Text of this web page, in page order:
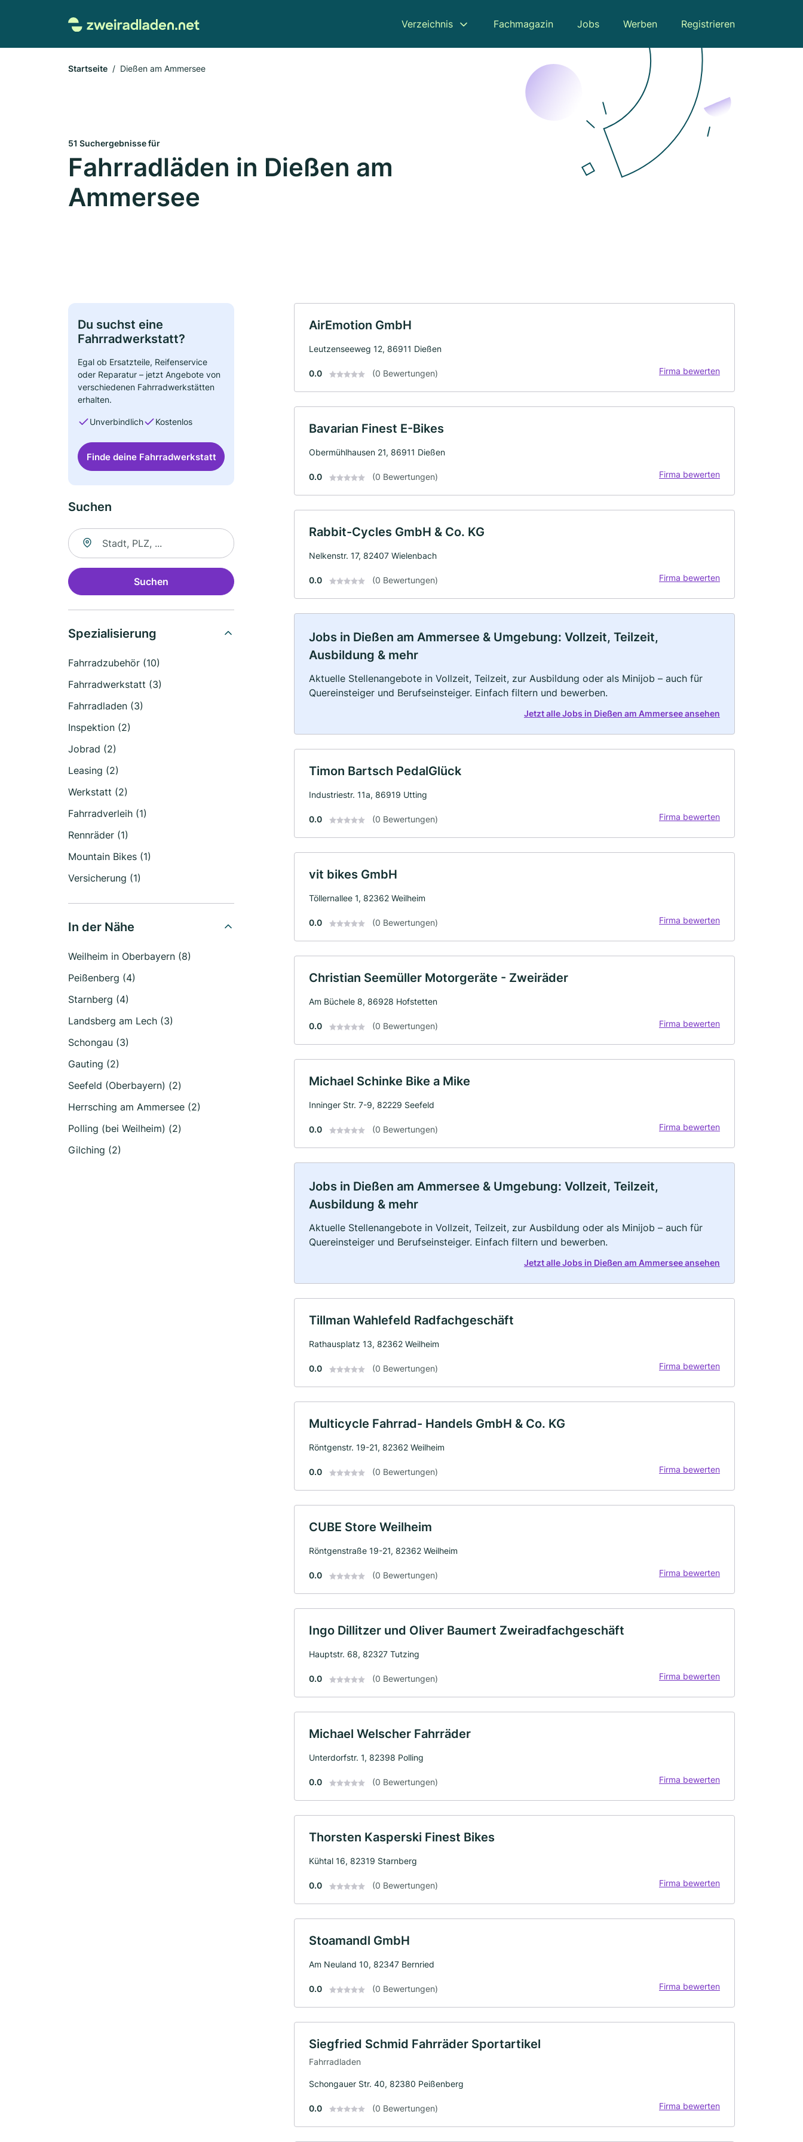
Verzeichnis Fachmagazin Jobs Werben Registrieren
Startseite Dießen am Ammersee
51 Suchergebnisse für
Fahrradläden in Dießen am
Ammersee
Du suchst eine
Fahrradwerkstatt?
Egal ob Ersatzteile, Reifenservice
oder Reparatur – jetzt Angebote von
verschiedenen Fahrradwerkstätten
erhalten.
Unverbindlich Kostenlos
Finde deine Fahrradwerkstatt
Suchen
Suche nach Ort
Suchen
Spezialisierung
Fahrradzubehör (10)
Fahrradwerkstatt (3)
Fahrradladen (3)
Inspektion (2)
Jobrad (2)
Leasing (2)
Werkstatt (2)
Fahrradverleih (1)
Rennräder (1)
Mountain Bikes (1)
Versicherung (1)
In der Nähe
Weilheim in Oberbayern (8)
Peißenberg (4)
Starnberg (4)
Landsberg am Lech (3)
Schongau (3)
Gauting (2)
Seefeld (Oberbayern) (2)
Herrsching am Ammersee (2)
Polling (bei Weilheim) (2)
Gilching (2)
AirEmotion GmbH
Leutzenseeweg 12, 86911 Dießen
0.0 (0 Bewertungen) Firma bewerten
Bavarian Finest E-Bikes
Obermühlhausen 21, 86911 Dießen
0.0 (0 Bewertungen) Firma bewerten
Rabbit-Cycles GmbH & Co. KG
Nelkenstr. 17, 82407 Wielenbach
0.0 (0 Bewertungen) Firma bewerten
Jobs in Dießen am Ammersee & Umgebung: Vollzeit, Teilzeit,
Ausbildung & mehr
Aktuelle Stellenangebote in Vollzeit, Teilzeit, zur Ausbildung oder als Minijob – auch für
Quereinsteiger und Berufseinsteiger. Einfach filtern und bewerben.
Jetzt alle Jobs in Dießen am Ammersee ansehen
Timon Bartsch PedalGlück
Industriestr. 11a, 86919 Utting
0.0 (0 Bewertungen) Firma bewerten
vit bikes GmbH
Töllernallee 1, 82362 Weilheim
0.0 (0 Bewertungen) Firma bewerten
Christian Seemüller Motorgeräte - Zweiräder
Am Büchele 8, 86928 Hofstetten
0.0 (0 Bewertungen) Firma bewerten
Michael Schinke Bike a Mike
Inninger Str. 7-9, 82229 Seefeld
0.0 (0 Bewertungen) Firma bewerten
Jobs in Dießen am Ammersee & Umgebung: Vollzeit, Teilzeit,
Ausbildung & mehr
Aktuelle Stellenangebote in Vollzeit, Teilzeit, zur Ausbildung oder als Minijob – auch für
Quereinsteiger und Berufseinsteiger. Einfach filtern und bewerben.
Jetzt alle Jobs in Dießen am Ammersee ansehen
Tillman Wahlefeld Radfachgeschäft
Rathausplatz 13, 82362 Weilheim
0.0 (0 Bewertungen) Firma bewerten
Multicycle Fahrrad- Handels GmbH & Co. KG
Röntgenstr. 19-21, 82362 Weilheim
0.0 (0 Bewertungen) Firma bewerten
CUBE Store Weilheim
Röntgenstraße 19-21, 82362 Weilheim
0.0 (0 Bewertungen) Firma bewerten
Ingo Dillitzer und Oliver Baumert Zweiradfachgeschäft
Hauptstr. 68, 82327 Tutzing
0.0 (0 Bewertungen) Firma bewerten
Michael Welscher Fahrräder
Unterdorfstr. 1, 82398 Polling
0.0 (0 Bewertungen) Firma bewerten
Thorsten Kasperski Finest Bikes
Kühtal 16, 82319 Starnberg
0.0 (0 Bewertungen) Firma bewerten
Stoamandl GmbH
Am Neuland 10, 82347 Bernried
0.0 (0 Bewertungen) Firma bewerten
Siegfried Schmid Fahrräder Sportartikel
Fahrradladen
Schongauer Str. 40, 82380 Peißenberg
0.0 (0 Bewertungen) Firma bewerten